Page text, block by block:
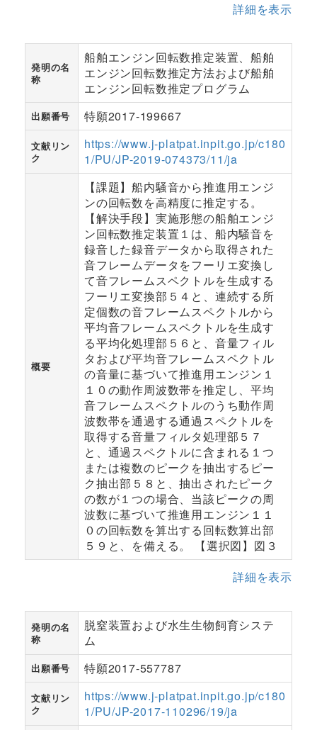
詳細を表示
発明の名
称
船舶エンジン回転数推定装置、船舶
エンジン回転数推定方法および船舶
エンジン回転数推定プログラム
出願番号 特願2017-199667
文献リン
ク
https://www.j-platpat.inpit.go.jp/c180
1/PU/JP-2019-074373/11/ja
概要
【課題】船内騒音から推進用エンジ
ンの回転数を高精度に推定する。
【解決手段】実施形態の船舶エンジ
ン回転数推定装置１は、船内騒音を
録音した録音データから取得された
音フレームデータをフーリエ変換し
て音フレームスペクトルを生成する
フーリエ変換部５４と、連続する所
定個数の音フレームスペクトルから
平均音フレームスペクトルを生成す
る平均化処理部５６と、音量フィル
タおよび平均音フレームスペクトル
の音量に基づいて推進用エンジン１
１０の動作周波数帯を推定し、平均
音フレームスペクトルのうち動作周
波数帯を通過する通過スペクトルを
取得する音量フィルタ処理部５７
と、通過スペクトルに含まれる１つ
または複数のピークを抽出するピー
ク抽出部５８と、抽出されたピーク
の数が１つの場合、当該ピークの周
波数に基づいて推進用エンジン１１
０の回転数を算出する回転数算出部
５９と、を備える。 【選択図】図３
詳細を表示
発明の名
称
脱窒装置および水生生物飼育システ
ム
出願番号 特願2017-557787
文献リン
ク
https://www.j-platpat.inpit.go.jp/c180
1/PU/JP-2017-110296/19/ja